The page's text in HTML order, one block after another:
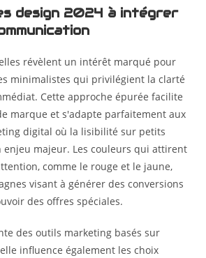
design 2024 à intégrer
révèlent un intérêt marqué pour
minimalistes qui privilégient la clarté
Cette approche épurée facilite
marque et s'adapte parfaitement aux
digital où la lisibilité sur petits
enjeu majeur. Les couleurs qui attirent
comme le rouge et le jaune,
visant à générer des conversions
des offres spéciales.
des outils marketing basés sur
influence également les choix